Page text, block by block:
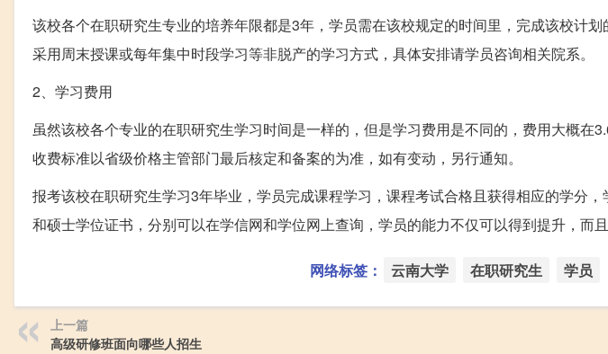
该校各个在职研究生专业的培养年限都是3年，学员需在该校规定的时间里，完成该校计
采用周末授课或每年集中时段学习等非脱产的学习方式，具体安排请学员咨询相关院系。
2、学习费用
虽然该校各个专业的在职研究生学习时间是一样的，但是学习费用是不同的，费用大概在
收费标准以省级价格主管部门最后核定和备案的为准，如有变动，另行通知。
报考该校在职研究生学习3年毕业，学员完成课程学习，课程考试合格且获得相应的学分
和硕士学位证书，分别可以在学信网和学位网上查询，学员的能力不仅可以得到提升，而且
网络标签： 云南大学 在职研究生 学员
上一篇
高级研修班面向哪些人招生